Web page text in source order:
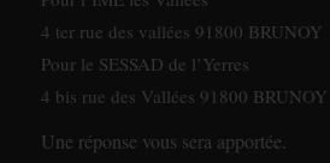
4 ter rue des vallées 91800 BRUNOY
Pour le SESSAD de l’Yerres
4 bis rue des Vallées 91800 BRUNOY
Une réponse vous sera apportée.